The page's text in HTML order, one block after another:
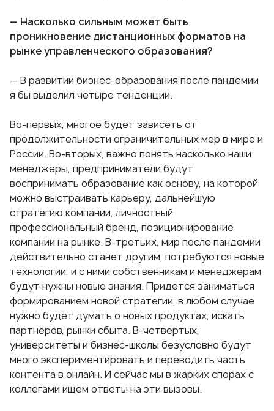
— Насколько сильным может быть
проникновение дистанционных форматов на
рынке управленческого образования?
— В развитии бизнес-образования после пандемии
я бы выделил четыре тенденции.
Во-первых, многое будет зависеть от
продолжительности ограничительных мер в мире и
России. Во-вторых, важно понять насколько наши
менеджеры, предприниматели будут
воспринимать образование как основу, на которой
можно выстраивать карьеру, дальнейшую
стратегию компании, личностный,
профессиональный бренд, позиционирование
компании на рынке. В-третьих, мир после пандемии
действительно станет другим, потребуются новые
технологии, и с ними собственникам и менеджерам
будут нужны новые знания. Придется заниматься
формированием новой стратегии, в любом случае
нужно будет думать о новых продуктах, искать
партнеров, рынки сбыта. В-четвертых,
университеты и бизнес-школы безусловно будут
много экспериментировать и переводить часть
контента в онлайн. И сейчас мы в жарких спорах с
коллегами ищем ответы на эти вызовы.